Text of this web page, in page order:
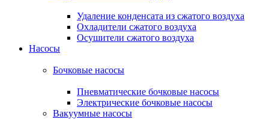
Удаление конденсата из сжатого воздуха
Охладители сжатого воздуха
Осушители сжатого воздуха
Насосы
Бочковые насосы
Пневматические бочковые насосы
Электрические бочковые насосы
Вакуумные насосы